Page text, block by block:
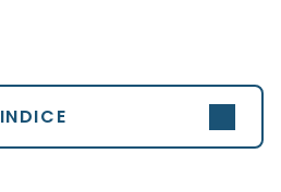
INDICE